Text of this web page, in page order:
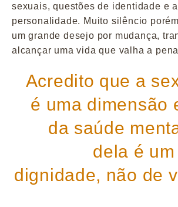
sexuais, questões de identidade e
personalidade. Muito silêncio
um grande desejo por mudança,
alcançar uma vida que valha a
Acredito que a
é uma dimensão
da saúde
dela é
dignidade, não de